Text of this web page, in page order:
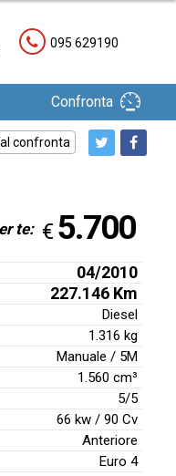
095 629190
Confronta
confronta
te: € 5.700
04/2010
227.146 Km
Diesel
1.316 kg
Manuale / 5M
1.560 cm³
5/5
66 kw / 90 Cv
Anteriore
Euro 4